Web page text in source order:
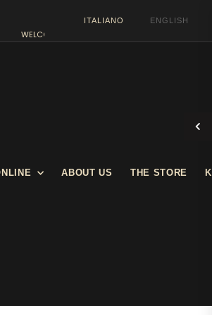
WELCOME IN OUR SHOW STORE
ITALIANO ENGLISH
ABOUT US THE STORE